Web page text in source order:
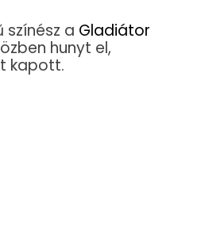
színész a Gladiátor
hunyt el,
kapott.